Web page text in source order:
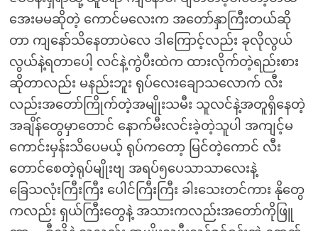
အေးမမဆိုတဲ့ ကောင်မလေးက အတော်နှာကြီးတယ်ဆို
တာ ကျနော်သိနေတာပဲလေ ဒါကြောင့်လည်း ခုလိုလွယ်
လွယ်နဲ့ရတာပေါ့ လင်နဲ့ကွဲပီးထဲက ထားလိုက်တဲ့ရည်းစား
ဆိုတာလည်း မနည်းဘူး ရုပ်လေးချောသလောက် လီး
လည်းအတော်ကြိုက်တဲ့အမျိုးသမီး သူလင်နဲ့အတူရှိနေတဲ့
အချိန်တွေမှာတောင် နောက်မီးလင်းခဲ့တဲ့သူပါ အကျင့်မ
ကောင်းမှန်းသိပေမယ့် ရုပ်ကတော့ မြင်တဲ့ကောင် လီး
တောင်စေတဲ့ရုပ်မျိုးဗျ အရပ်၅ပေသာသာလေးနဲ့
ခြေသလုံးကြီးကြီး ပေါင်ကြီးကြီး ခါးသေးတင်ကား နိုတွေ
ကလည်း ရှယ်ကြီးတွေနဲ့ အသားကလည်းအတော်ကိုဖြူ